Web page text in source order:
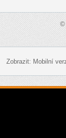
©
Zobrazit: Mobilní